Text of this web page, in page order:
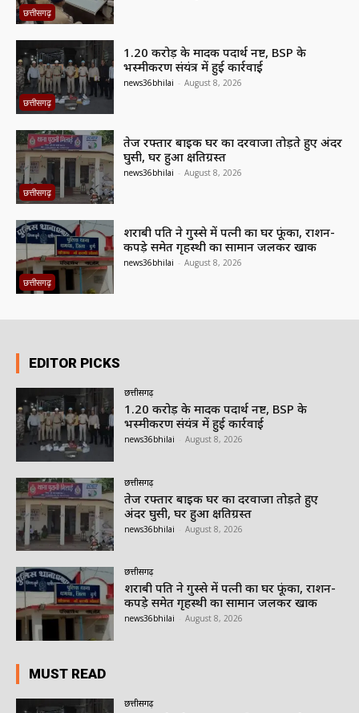
छत्तीसगढ़
छत्तीसगढ़
1.20 करोड़ के मादक पदार्थ नष्ट, BSP के
भस्मीकरण संयंत्र में हुई कार्रवाई
news36bhilai - August 8, 2026
छत्तीसगढ़
तेज रफ्तार बाइक घर का दरवाजा तोड़ते हुए अंदर
घुसी, घर हुआ क्षतिग्रस्त
news36bhilai - August 8, 2026
छत्तीसगढ़
शराबी पति ने गुस्से में पत्नी का घर फूंका, राशन-
कपड़े समेत गृहस्थी का सामान जलकर खाक
news36bhilai - August 8, 2026
EDITOR PICKS
छत्तीसगढ़
1.20 करोड़ के मादक पदार्थ नष्ट, BSP के
भस्मीकरण संयंत्र में हुई कार्रवाई
news36bhilai August 8, 2026
छत्तीसगढ़
तेज रफ्तार बाइक घर का दरवाजा तोड़ते हुए
अंदर घुसी, घर हुआ क्षतिग्रस्त
news36bhilai August 8, 2026
छत्तीसगढ़
शराबी पति ने गुस्से में पत्नी का घर फूंका, राशन-
कपड़े समेत गृहस्थी का सामान जलकर खाक
news36bhilai August 8, 2026
MUST READ
छत्तीसगढ़